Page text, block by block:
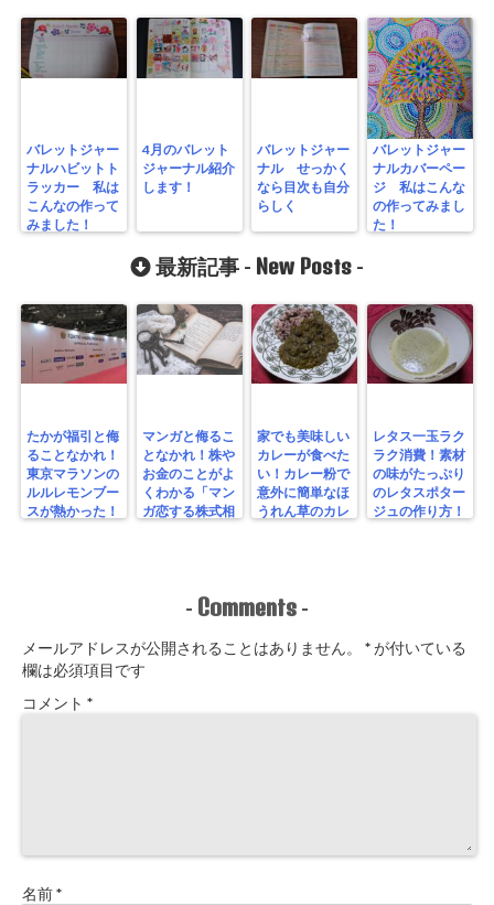
バレットジャー
ナルハビットト
ラッカー 私は
こんなの作って
みました！
4月のバレット
ジャーナル紹介
します！
バレットジャー
ナル せっかく
なら目次も自分
らしく
バレットジャー
ナルカバーペー
ジ 私はこんな
の作ってみまし
た！
最新記事 - New Posts -
たかが福引と侮
ることなかれ！
東京マラソンの
ルルレモンブー
スが熱かった！
マンガと侮るこ
となかれ！株や
お金のことがよ
くわかる「マン
ガ恋する株式相
家でも美味しい
カレーが食べた
い！カレー粉で
意外に簡単なほ
うれん草のカレ
レタス一玉ラク
ラク消費！素材
の味がたっぷり
のレタスポター
ジュの作り方！
- Comments -
メールアドレスが公開されることはありません。 *が付いている
欄は必須項目です
コメント *
名前*